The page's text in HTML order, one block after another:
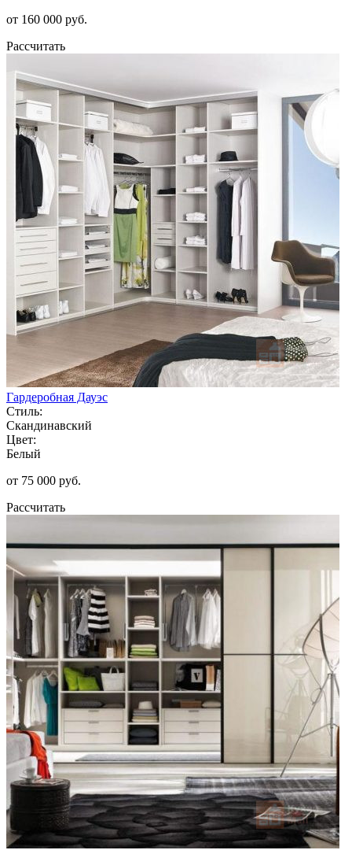
от 160 000 руб.
Рассчитать
Гардеробная Дауэс
Стиль:
Скандинавский
Цвет:
Белый
от 75 000 руб.
Рассчитать